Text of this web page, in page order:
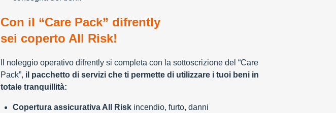
Con il “Care Pack” difrently
sei coperto All Risk!
Il noleggio operativo difrently si completa con la sottoscrizione del “Care
Pack”, il pacchetto di servizi che ti permette di utilizzare i tuoi beni in
totale tranquillità:
Copertura assicurativa All Riskincendio, furto, danni